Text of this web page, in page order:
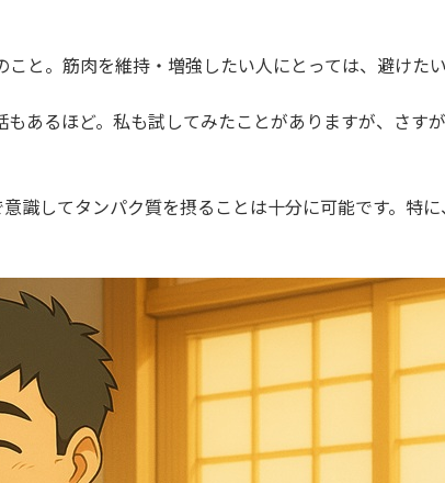
と。筋肉を維持・増強したい人にとっては、避けたい
あるほど。私も試してみたことがありますが、さす
識してタンパク質を摂ることは十分に可能です。特